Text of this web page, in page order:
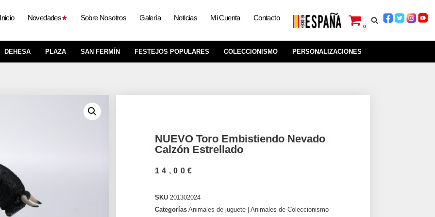
Inicio Novedades★ Sobre Nosotros Galería Noticias Mi Cuenta Contacto
0
DEHESA PLAZA SAN FERMÍN FESTEJOS POPULARES COLECCIONISMO PERSONALIZACIONES
NUEVO Toro Embistiendo Nevado
Calzón Estrellado
14,00 €
SKU 201302024
Categorías Animales de juguete | Animales de Coleccionismo